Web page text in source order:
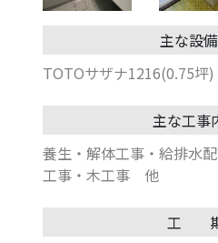
主な設
TOTOサザナ1216(0.75坪)
主な工事
養生・解体工事・給排水
工事・木工事 他
工